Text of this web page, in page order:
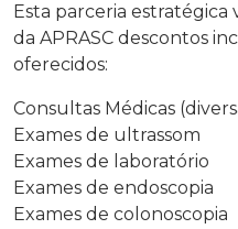
Esta parceria estratégica
da APRASC descontos
oferecidos:
Consultas Médicas
Exames de ultrassom
Exames de laboratório
Exames de endoscopia
Exames de colonoscopia